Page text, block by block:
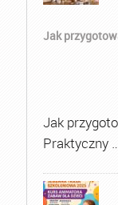
Jak
Jak
Praktyczny